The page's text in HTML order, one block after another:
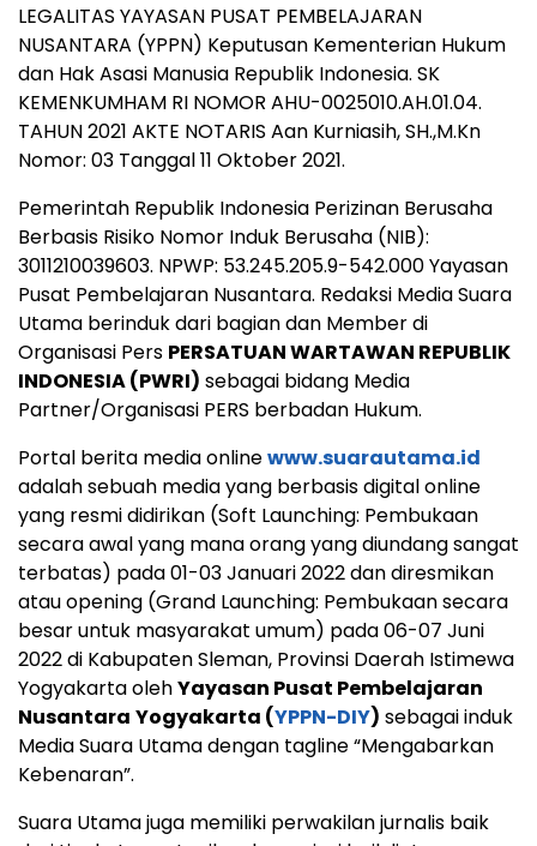
LEGALITAS YAYASAN PUSAT PEMBELAJARAN
NUSANTARA (YPPN) Keputusan Kementerian Hukum
dan Hak Asasi Manusia Republik Indonesia. SK
KEMENKUMHAM RI NOMOR AHU-0025010.AH.01.04.
TAHUN 2021 AKTE NOTARIS Aan Kurniasih, SH.,M.Kn
Nomor: 03 Tanggal 11 Oktober 2021.
Pemerintah Republik Indonesia Perizinan Berusaha
Berbasis Risiko Nomor Induk Berusaha (NIB):
3011210039603. NPWP: 53.245.205.9-542.000 Yayasan
Pusat Pembelajaran Nusantara. Redaksi Media Suara
Utama berinduk dari bagian dan Member di
Organisasi Pers PERSATUAN WARTAWAN REPUBLIK
INDONESIA (PWRI) sebagai bidang Media
Partner/Organisasi PERS berbadan Hukum.
Portal berita media onlinewww.suarautama.id
adalah sebuah media yang berbasis digital online
yang resmi didirikan (Soft Launching: Pembukaan
secara awal yang mana orang yang diundang sangat
terbatas) pada 01-03 Januari 2022 dan diresmikan
atau opening (Grand Launching: Pembukaan secara
besar untuk masyarakat umum) pada 06-07 Juni
2022 di Kabupaten Sleman, Provinsi Daerah Istimewa
Yogyakarta olehYayasan Pusat Pembelajaran
Nusantara Yogyakarta (YPPN-DIY) sebagai induk
Media Suara Utama dengan tagline “Mengabarkan
Kebenaran”.
Suara Utama juga memiliki perwakilan jurnalis baik